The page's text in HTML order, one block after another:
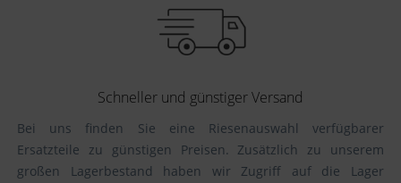
Schneller und günstiger Versand
Bei uns finden Sie eine Riesenauswahl verfügbarer
Ersatzteile zu günstigen Preisen. Zusätzlich zu unserem
großen Lagerbestand haben wir Zugriff auf die Lager